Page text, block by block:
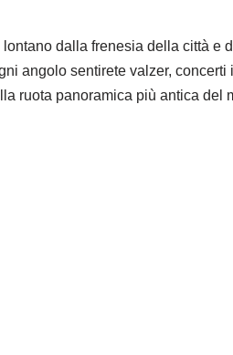
dalla frenesia della città e
angolo sentirete valzer,
ruota panoramica più antica del